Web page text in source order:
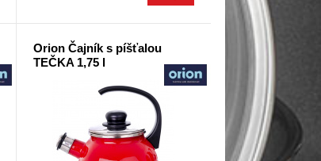
Orion Čajník s píšťalou
TEČKA 1,75 l